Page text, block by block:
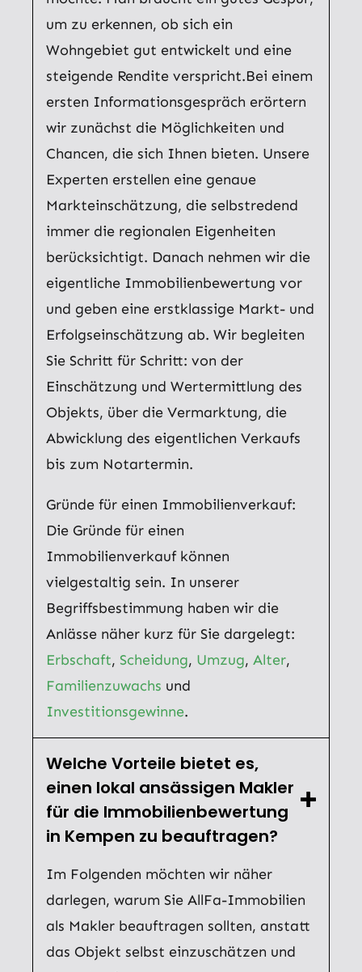
um zu erkennen, ob sich ein
Wohngebiet gut entwickelt und eine
steigende Rendite verspricht.Bei einem
ersten Informationsgespräch erörtern
wir zunächst die Möglichkeiten und
Chancen, die sich Ihnen bieten. Unsere
Experten erstellen eine genaue
Markteinschätzung, die selbstredend
immer die regionalen Eigenheiten
berücksichtigt. Danach nehmen wir die
eigentliche Immobilienbewertung vor
und geben eine erstklassige Markt- und
Erfolgseinschätzung ab. Wir begleiten
Sie Schritt für Schritt: von der
Einschätzung und Wertermittlung des
Objekts, über die Vermarktung, die
Abwicklung des eigentlichen Verkaufs
bis zum Notartermin.
Gründe für einen Immobilienverkauf:
Die Gründe für einen
Immobilienverkauf können
vielgestaltig sein. In unserer
Begriffsbestimmung haben wir die
Anlässe näher kurz für Sie dargelegt:
Erbschaft, Scheidung, Umzug,Alter,
Familienzuwachs und
Investitionsgewinne.
Welche Vorteile bietet es,
einen lokal ansässigen Makler
für die Immobilienbewertung
in Kempen zu beauftragen?
Im Folgenden möchten wir näher
darlegen, warum Sie AllFa-Immobilien
als Makler beauftragen sollten, anstatt
das Objekt selbst einzuschätzen und